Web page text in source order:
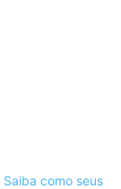
Saiba como seus